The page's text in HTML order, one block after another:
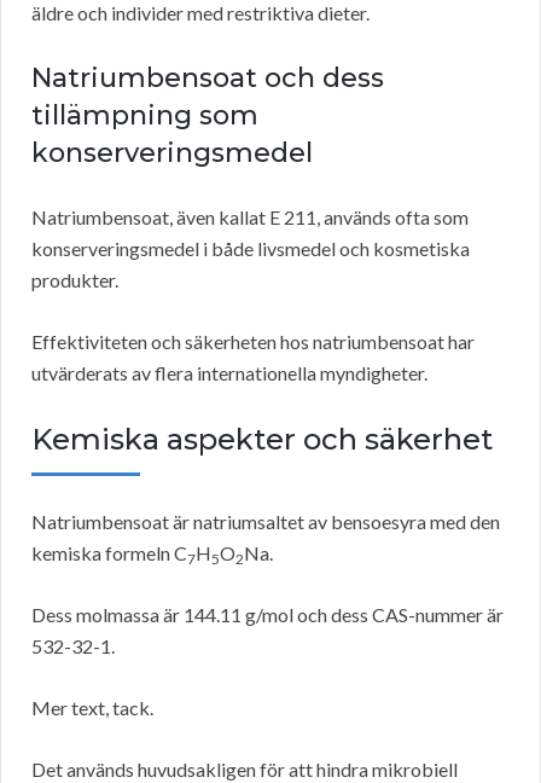
äldre och individer med restriktiva dieter.
Natriumbensoat och dess
tillämpning som
konserveringsmedel
Natriumbensoat, även kallat E 211, används ofta som
konserveringsmedel i både livsmedel och kosmetiska
produkter.
Effektiviteten och säkerheten hos natriumbensoat har
utvärderats av flera internationella myndigheter.
Kemiska aspekter och säkerhet
Natriumbensoat är natriumsaltet av bensoesyra med den
kemiska formeln C7H5O2Na.
Dess molmassa är 144.11 g/mol och dess CAS-nummer är
532-32-1.
Mer text, tack.
Det används huvudsakligen för att hindra mikrobiell